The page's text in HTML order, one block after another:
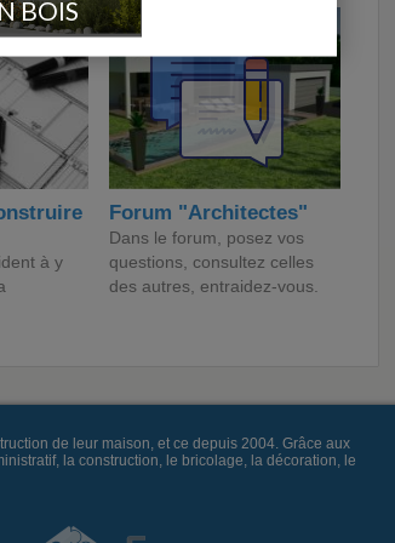
à y
Forum "Architectes"
Dans le forum, posez vos
questions, consultez celles
des autres, entraidez-vous.
de leur maison, et ce depuis 2004. Grâce aux
la construction, le bricolage, la décoration, le
BOIS